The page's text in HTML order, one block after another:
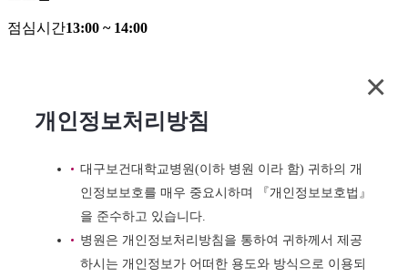
점심시간13:00 ~ 14:00
개인정보처리방침
대구보건대학교병원(이하 병원 이라 함) 귀하의 개
인정보보호를 매우 중요시하며 『개인정보보호법』
을 준수하고 있습니다.
병원은 개인정보처리방침을 통하여 귀하께서 제공
하시는 개인정보가 어떠한 용도와 방식으로 이용되